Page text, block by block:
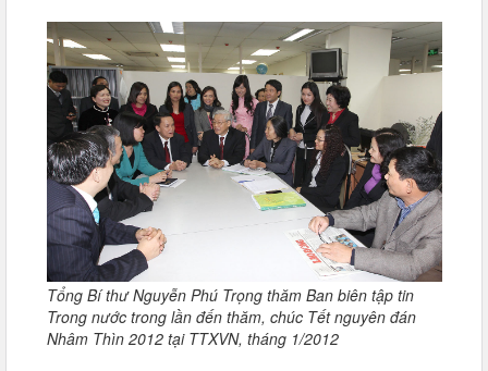
Tổng Bí thư Nguyễn Phú Trọng thăm Ban biên tập tin
Trong nước trong lần đến thăm, chúc Tết nguyên đán
Nhâm Thìn 2012 tại TTXVN, tháng 1/2012